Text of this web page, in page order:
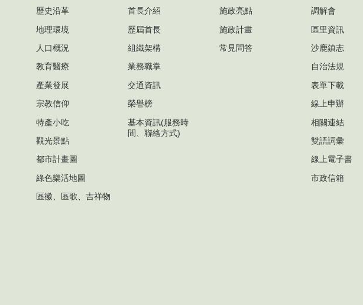
歷史沿革
地理環境
人口概況
教育醫療
產業發展
宗教信仰
特產小吃
觀光景點
都市計畫圖
綠色樂活地圖
區徽、區歌、吉祥物
首長介紹
歷屆首長
組織架構
業務職掌
交通資訊
榮譽榜
基本資訊(服務時
間、聯絡方式)
施政亮點
施政計畫
常見問答
調解會
區里資訊
沙鹿鎮志
自治法規
表單下載
線上申辦
相關連結
雙語詞彙
線上電子書
市政信箱